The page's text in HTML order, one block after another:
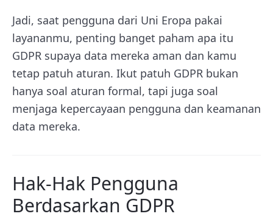
Jadi, saat pengguna dari Uni Eropa pakai
layananmu, penting banget paham apa itu
GDPR supaya data mereka aman dan kamu
tetap patuh aturan. Ikut patuh GDPR bukan
hanya soal aturan formal, tapi juga soal
menjaga kepercayaan pengguna dan keamanan
data mereka.
Hak-Hak Pengguna
Berdasarkan GDPR